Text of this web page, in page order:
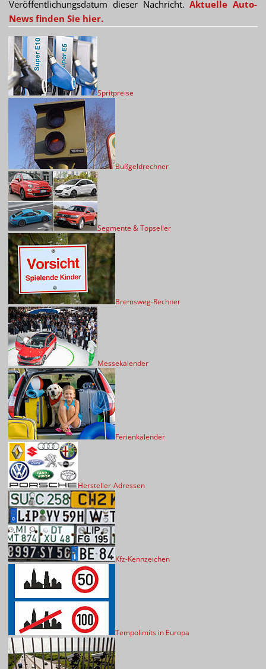
Veröffentlichungsdatum dieser Nachricht.Aktuelle Auto-
News finden Sie hier.
Spritpreise
Bußgeldrechner
Segmente & Topseller
Bremsweg-Rechner
Messekalender
Ferienkalender
Hersteller-Adressen
Kfz-Kennzeichen
Tempolimits in Europa